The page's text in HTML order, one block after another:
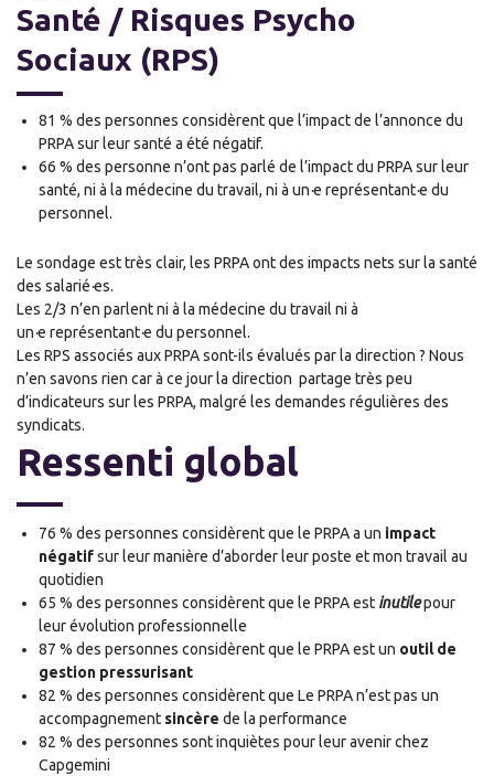
Santé / Risques Psycho
Sociaux (RPS)
81 % des personnes considèrent que l’impact de l’annonce du
PRPA sur leur santé a été négatif.
66 % des personne n’ont pas parlé de l’impact du PRPA sur leur
santé, ni à la médecine du travail, ni à un·e représentant·e du
personnel.
Le sondage est très clair, les PRPA ont des impacts nets sur la santé
des salarié·es.
Les 2/3 n’en parlent ni à la médecine du travail ni à
un·e représentant·e du personnel.
Les RPS associés aux PRPA sont-ils évalués par la direction ? Nous
n’en savons rien car à ce jour la direction partage très peu
d’indicateurs sur les PRPA, malgré les demandes régulières des
syndicats.
Ressenti global
76 % des personnes considèrent que le PRPA a un impact
négatifsur leurmanière d’aborder leurposte et mon travail au
quotidien
65 % des personnes considèrent que le PRPA est inutilepour
leur évolution professionnelle
87 % des personnes considèrent que le PRPA est un outil de
gestion pressurisant
82 % des personnes considèrent que Le PRPA n’est pas un
accompagnement sincère de la performance
82 % des personnes sont inquiètes pour leur avenir chez
Capgemini